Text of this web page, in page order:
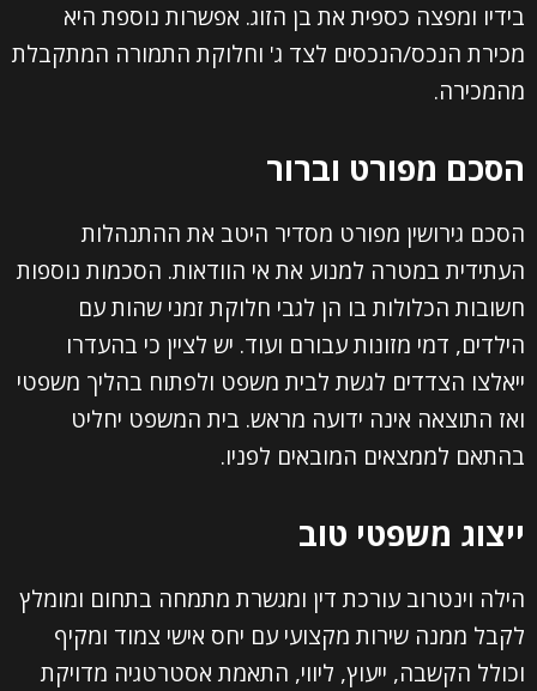
בידיו ומפצה כספית את בן הזוג. אפשרות נוספת היא
מכירת הנכס/הנכסים לצד ג' וחלוקת התמורה המתקבלת
מהמכירה.
הסכם מפורט וברור
הסכם גירושין מפורט מסדיר היטב את ההתנהלות
העתידית במטרה למנוע את אי הוודאות. הסכמות נוספות
חשובות הכלולות בו הן לגבי חלוקת זמני שהות עם
הילדים, דמי מזונות עבורם ועוד. יש לציין כי בהעדרו
ייאלצו הצדדים לגשת לבית משפט ולפתוח בהליך משפטי
ואז התוצאה אינה ידועה מראש. בית המשפט יחליט
בהתאם לממצאים המובאים לפניו.
ייצוג משפטי טוב
הילה וינטרוב עורכת דין ומגשרת מתמחה בתחום ומומלץ
לקבל ממנה שירות מקצועי עם יחס אישי צמוד ומקיף
וכולל הקשבה, ייעוץ, ליווי, התאמת אסטרטגיה מדויקת
השם שלך (חובה)